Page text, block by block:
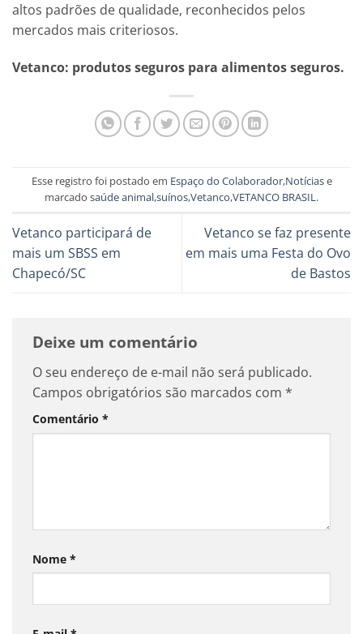
altos padrões de qualidade, reconhecidos pelos
mercados mais criteriosos.
Vetanco: produtos seguros para alimentos seguros.
Esse registro foi postado em Espaço do Colaborador,Notíciase
marcado saúde animal,suínos,Vetanco,VETANCO BRASIL.
Vetanco participará de
mais um SBSS em
Chapecó/SC
Vetanco se faz presente
em mais uma Festa do Ovo
de Bastos
Deixe um comentário
O seu endereço de e-mail não será publicado.
Campos obrigatórios são marcados com *
Comentário *
Nome *